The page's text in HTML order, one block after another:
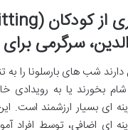
سرگرمی
شب های بارسلونا را به
بخورند یا به رویدادی
ای بسیار ارزشمند است.
ای اضافی، توسط افراد